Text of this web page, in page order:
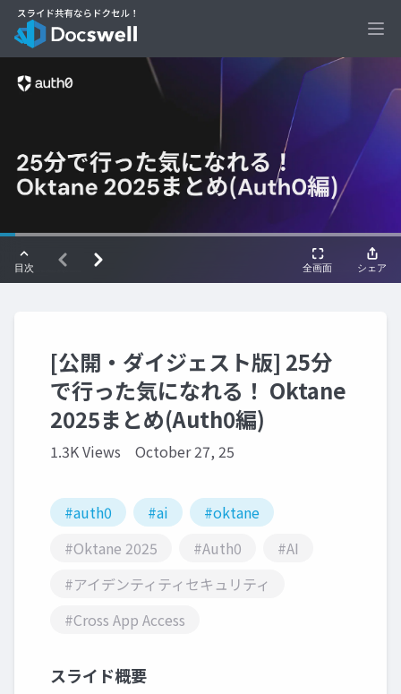
[公開・ダイジェスト版] 25分
で行った気になれる！ Oktane
2025まとめ(Auth0編)
1.3K Views October 27, 25
#auth0 #ai
#oktane
#Oktane 2025
#Auth0
#AI
#アイデンティティセキュリティ
#Cross App Access
スライド概要